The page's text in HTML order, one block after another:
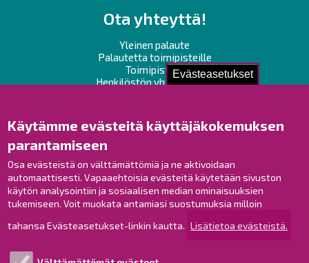
Evästeasetukset
Käytämme evästeitä käyttäjäkokemuksen
parantamiseen
Osa evästeistä on välttämättömiä ja ne aktivoidaan
automaattisesti. Vapaaehtoisia evästeitä käytetään sivuston
käytön analysointiin ja sosiaalisen median ominaisuuksien
tukemiseen. Voit muokata antamiasi suostumuksia milloin
tahansa Evästeasetukset-linkin kautta. Lisätietoa evästeistä.
Ota yhteyttä!
Yleinen palaute
Palautetta toimipisteille
Toimipisteet
Henkilöstön yhteystiedot
Raahe Facebookissa
Raahe Instagramissa
Raahe LinkedInissä
Raahe YouTubessa